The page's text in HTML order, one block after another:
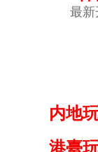
最新
内地
港臺